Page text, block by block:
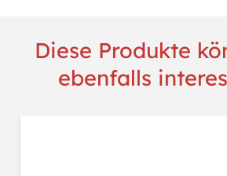
Diese Produkte
ebenfalls